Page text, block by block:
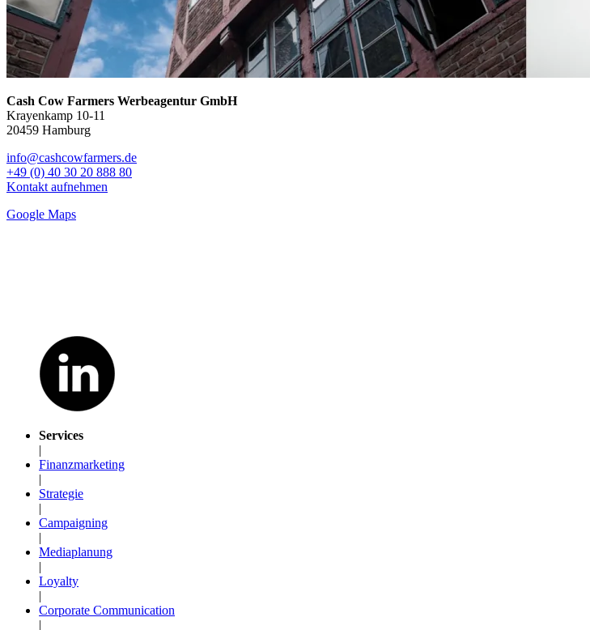
Cash Cow Farmers Werbeagentur GmbH
Krayenkamp 10-11
20459 Hamburg
info@cashcowfarmers.de
+49 (0) 40 30 20 888 80
Kontakt aufnehmen
Google Maps
Services
|
Finanzmarketing
|
Strategie
|
Campaigning
|
Mediaplanung
|
Loyalty
|
Corporate Communication
|